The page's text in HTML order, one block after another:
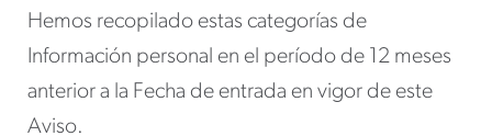
Hemos recopilado estas categorías de
Información personal en el período de 12 meses
anterior a la Fecha de entrada en vigor de este
Aviso.